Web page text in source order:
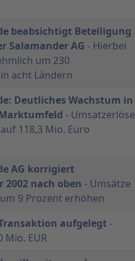
beabsichtigt Beteiligung
Salamander AG - Hierbei
um 230
acht Ländern
Deutliches Wachstum in
- Umsatzerlöse
118,3 Mio. Euro
AG korrigiert
nach oben - Umsätze
9 Prozent erhöhen
aufgelegt-
Mio. EUR